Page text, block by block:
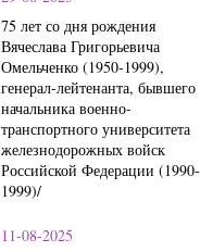
75 лет со дня рождения
Вячеслава Григорьевича
Омельченко (1950-1999),
генерал-лейтенанта, бывшего
начальника военно-
транспортного университета
железнодорожных войск
Российской Федерации (1990-
1999)/
11-08-2025